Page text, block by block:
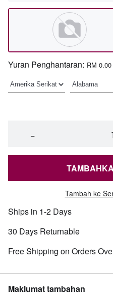
Yuran Penghantaran: RM 0.00
−
Tambah ke
Ships in 1-2 Days
30 Days Returnable
Free Shipping on Orders
Maklumat tambahan